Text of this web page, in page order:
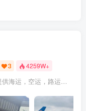
3 4259W+
微信1139976508，可为您提供海运，空运，路运，铁路运输